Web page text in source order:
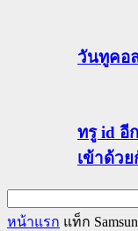
วันทูคอ
ทรู id อี
เข้าด้ว
หน้าแรก แท็ก